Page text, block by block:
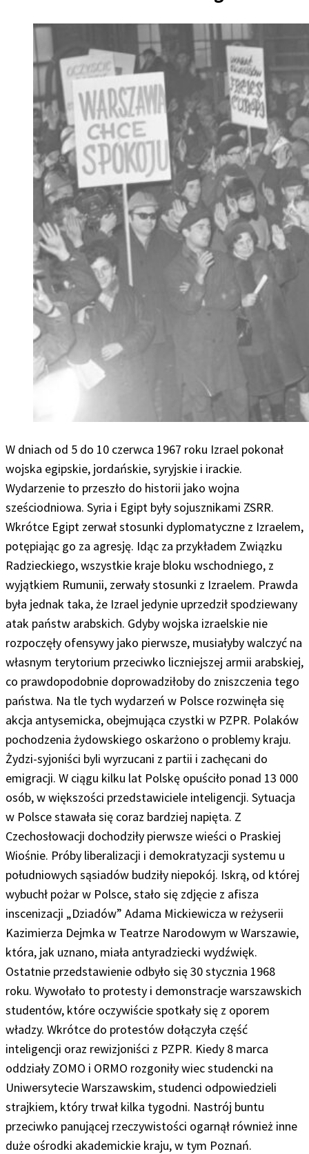
W dniach od 5 do 10 czerwca 1967 roku Izrael pokonał
wojska egipskie, jordańskie, syryjskie i irackie.
Wydarzenie to przeszło do historii jako wojna
sześciodniowa. Syria i Egipt były sojusznikami ZSRR.
Wkrótce Egipt zerwał stosunki dyplomatyczne z Izraelem,
potępiając go za agresję. Idąc za przykładem Związku
Radzieckiego, wszystkie kraje bloku wschodniego, z
wyjątkiem Rumunii, zerwały stosunki z Izraelem. Prawda
była jednak taka, że Izrael jedynie uprzedził spodziewany
atak państw arabskich. Gdyby wojska izraelskie nie
rozpoczęły ofensywy jako pierwsze, musiałyby walczyć na
własnym terytorium przeciwko liczniejszej armii arabskiej,
co prawdopodobnie doprowadziłoby do zniszczenia tego
państwa. Na tle tych wydarzeń w Polsce rozwinęła się
akcja antysemicka, obejmująca czystki w PZPR. Polaków
pochodzenia żydowskiego oskarżono o problemy kraju.
Żydzi-syjoniści byli wyrzucani z partii i zachęcani do
emigracji. W ciągu kilku lat Polskę opuściło ponad 13 000
osób, w większości przedstawiciele inteligencji. Sytuacja
w Polsce stawała się coraz bardziej napięta. Z
Czechosłowacji dochodziły pierwsze wieści o Praskiej
Wiośnie. Próby liberalizacji i demokratyzacji systemu u
południowych sąsiadów budziły niepokój. Iskrą, od której
wybuchł pożar w Polsce, stało się zdjęcie z afisza
inscenizacji „Dziadów” Adama Mickiewicza w reżyserii
Kazimierza Dejmka w Teatrze Narodowym w Warszawie,
która, jak uznano, miała antyradziecki wydźwięk.
Ostatnie przedstawienie odbyło się 30 stycznia 1968
roku. Wywołało to protesty i demonstracje warszawskich
studentów, które oczywiście spotkały się z oporem
władzy. Wkrótce do protestów dołączyła część
inteligencji oraz rewizjoniści z PZPR. Kiedy 8 marca
oddziały ZOMO i ORMO rozgoniły wiec studencki na
Uniwersytecie Warszawskim, studenci odpowiedzieli
strajkiem, który trwał kilka tygodni. Nastrój buntu
przeciwko panującej rzeczywistości ogarnął również inne
duże ośrodki akademickie kraju, w tym Poznań.